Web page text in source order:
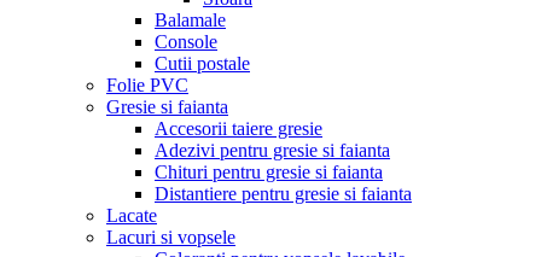
Balamale
Console
Cutii postale
Folie PVC
Gresie si faianta
Accesorii taiere gresie
Adezivi pentru gresie si faianta
Chituri pentru gresie si faianta
Distantiere pentru gresie si faianta
Lacate
Lacuri si vopsele